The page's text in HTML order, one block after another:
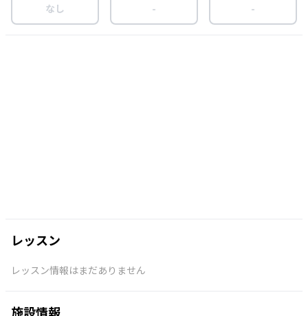
なし - -
レッスン
レッスン情報はまだありません
施設情報